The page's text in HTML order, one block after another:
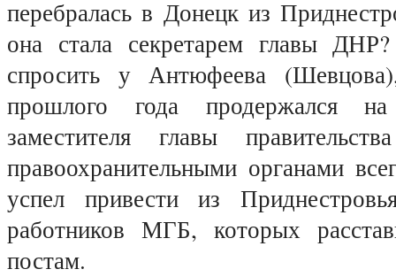
перебралась в Донецк из
она стала секретарем главы
спросить у Антюфеева
прошлого года продержался
заместителя главы
правоохранительными органами
успел привести из
работников МГБ, которых
постам.